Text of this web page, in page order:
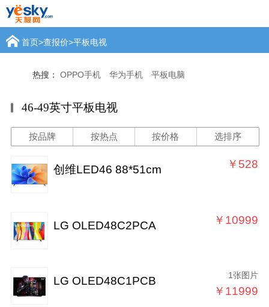
首页>查报价>平板电视
热搜： OPPO手机 华为手机 平板电脑
46-49英寸平板电视
按品牌 按热点 按价格 选排序
创维LED46 88*51cm ￥528
LG OLED48C2PCA ￥10999
LG OLED48C1PCB 1张图片
￥11999